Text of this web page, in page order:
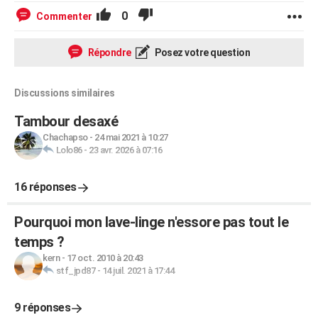
Commenter 0
Répondre Posez votre question
Discussions similaires
Tambour desaxé
Chachapso- 24 mai 2021 à 10:27
Lolo86- 23 avr. 2026 à 07:16
16 réponses
Pourquoi mon lave-linge n'essore pas tout le
temps ?
kern- 17 oct. 2010 à 20:43
stf_jpd87- 14 juil. 2021 à 17:44
9 réponses